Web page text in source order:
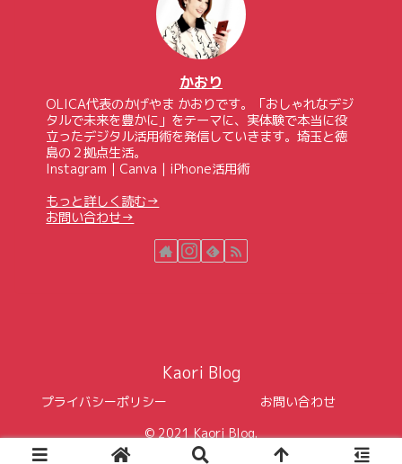
かおり
OLICA代表のかげやま かおりです。「おしゃれなデジ
タルで未来を豊かに」をテーマに、実体験で本当に役
立ったデジタル活用術を発信していきます。埼玉と徳
島の２拠点生活。
Instagram｜Canva｜iPhone活用術
もっと詳しく読む→
お問い合わせ→
Kaori Blog
プライバシーポリシー
お問い合わせ
© 2021 Kaori Blog.